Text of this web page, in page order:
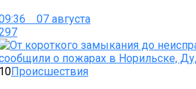
07 августа
Происшествия